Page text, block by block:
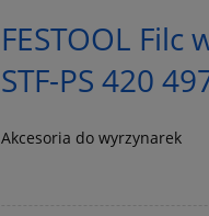
FESTOOL Filc
STF-PS 420
Akcesoria do wyrzynarek